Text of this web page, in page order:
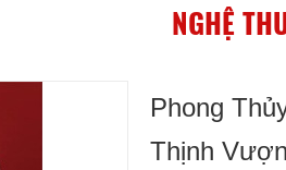
NGHỆ
Phong
Thịnh